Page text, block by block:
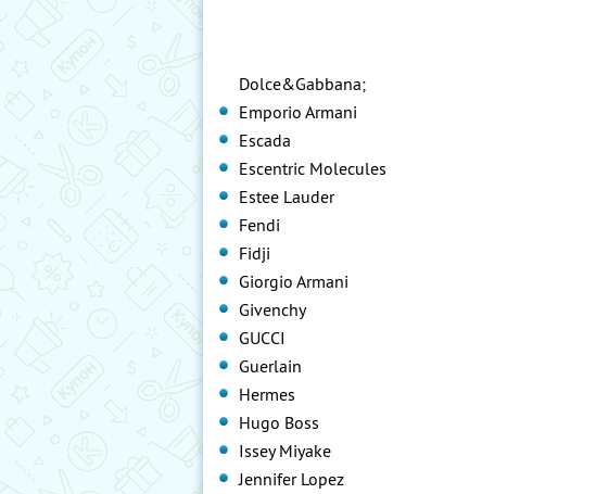
Dolce&Gabbana;
Emporio Armani
Escada
Escentric Molecules
Estee Lauder
Fendi
Fidji
Giorgio Armani
Givenchy
GUCCI
Guerlain
Hermes
Hugo Boss
Issey Miyake
Jennifer Lopez